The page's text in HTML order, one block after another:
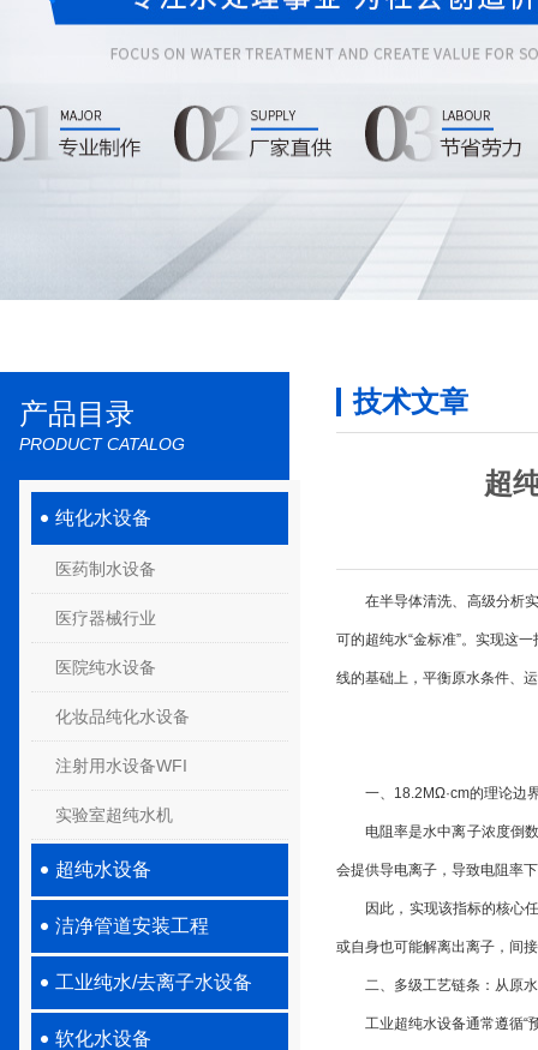
产品目录
PRODUCT CATALOG
纯化水设备
医药制水设备
医疗器械行业
医院纯水设备
化妆品纯化水设备
注射用水设备WFI
实验室超纯水机
超纯水设备
洁净管道安装工程
工业纯水/去离子水设备
软化水设备
技术文章
超
在半导体清洗、高级分析实
可的超纯水“金标准”。实现这
线的基础上，平衡原水条件、
一、18.2MΩ·cm的理论边
电阻率是水中离子浓度倒数
会提供导电离子，导致电阻率
因此，实现该指标的核心任
或自身也可能解离出离子，间
二、多级工艺链条：从原水
工业超纯水设备通常遵循“